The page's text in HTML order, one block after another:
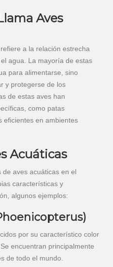
Aves
a la relación estrecha
agua. La mayoría de estas
para alimentarse, sino
y protegerse de los
de estas aves han
como patas
eficientes en ambientes
Acuáticas
de aves acuáticas en el
características y
algunos ejemplos:
por su característico color
encuentran principalmente
de todo el mundo.